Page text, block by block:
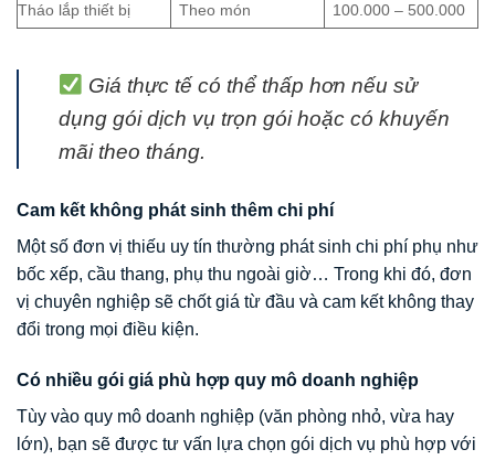
Tháo lắp thiết bị Theo món 100.000 – 500.000
Giá thực tế có thể thấp hơn nếu sử
dụng gói dịch vụ trọn gói hoặc có khuyến
mãi theo tháng.
Cam kết không phát sinh thêm chi phí
Một số đơn vị thiếu uy tín thường phát sinh chi phí phụ như
bốc xếp, cầu thang, phụ thu ngoài giờ… Trong khi đó, đơn
vị chuyên nghiệp sẽ chốt giá từ đầu và cam kết không thay
đổi trong mọi điều kiện.
Có nhiều gói giá phù hợp quy mô doanh nghiệp
Tùy vào quy mô doanh nghiệp (văn phòng nhỏ, vừa hay
lớn), bạn sẽ được tư vấn lựa chọn gói dịch vụ phù hợp với